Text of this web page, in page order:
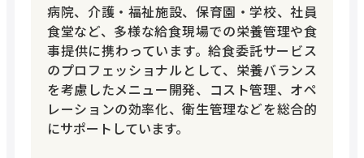
病院、介護・福祉施設、保育園・学校、社員
食堂など、多様な給食現場での栄養管理や食
事提供に携わっています。給食委託サービス
のプロフェッショナルとして、栄養バランス
を考慮したメニュー開発、コスト管理、オペ
レーションの効率化、衛生管理などを総合的
にサポートしています。